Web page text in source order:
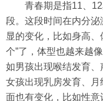
青春期是指11、
段。这段时间在内分
显的变化，比如身高
个”了，体型也越来越
如男孩出现喉结发育、
女孩出现乳房发育、
面也有变化，比如性